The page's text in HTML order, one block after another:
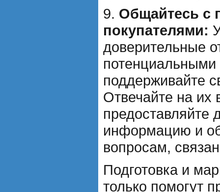
9. Общайтесь с
покупателями:
доверительные
потенциальными
поддерживайте
Отвечайте на их
предоставляйте
информацию и
вопросам,
Подготовка и
только помогут